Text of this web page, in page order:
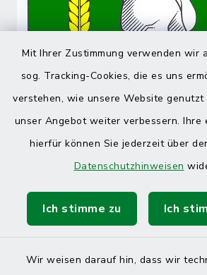
Mit Ihrer Zustimmung verwenden wir
sog. Tracking-Cookies, die es uns
verstehen, wie unsere Website
unser Angebot weiter verbessern.
hierfür können Sie jederzeit über
Datenschutzhinweisen
Ich stimme zu Ich
Wir weisen darauf hin, dass wir